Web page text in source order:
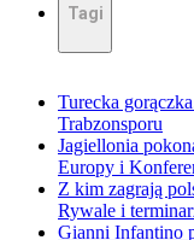
Tagi
Turecka
Trabzonsporu
Jagiellonia
Europy i
Z kim zagrają
Rywale i
Gianni Infantino